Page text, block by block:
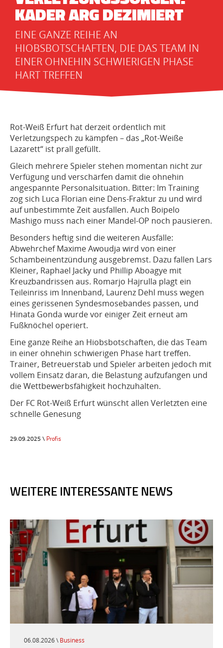
ADER ARG DEZIMIERT
EINE GANZE REIHE AN
HIOBSBOTSCHAFTEN, DIE DAS TEAM IN
EINER OHNEHIN SCHWIERIGEN PHASE
HART TREFFEN
Rot-Weiß Erfurt hat derzeit ordentlich mit
Verletzungspech zu kämpfen – das „Rot-Weiße
Lazarett“ ist prall gefüllt.
Gleich mehrere Spieler stehen momentan nicht zur
Verfügung und verschärfen damit die ohnehin
angespannte Personalsituation. Bitter: Im Training
zog sich Luca Florian eine Dens-Fraktur zu und wird
auf unbestimmte Zeit ausfallen. Auch Boipelo
Mashigo muss nach einer Mandel-OP noch pausieren.
Besonders heftig sind die weiteren Ausfälle:
Abwehrchef Maxime Awoudja wird von einer
Schambeinentzündung ausgebremst. Dazu fallen Lars
Kleiner, Raphael Jacky und Phillip Aboagye mit
Kreuzbandrissen aus. Romarjo Hajrulla plagt ein
Teileinriss im Innenband, Laurenz Dehl muss wegen
eines gerissenen Syndesmosebandes passen, und
Hinata Gonda wurde vor einiger Zeit erneut am
Fußknöchel operiert.
Eine ganze Reihe an Hiobsbotschaften, die das Team
in einer ohnehin schwierigen Phase hart treffen.
Trainer, Betreuerstab und Spieler arbeiten jedoch mit
vollem Einsatz daran, die Belastung aufzufangen und
die Wettbewerbsfähigkeit hochzuhalten.
Der FC Rot-Weiß Erfurt wünscht allen Verletzten eine
schnelle Genesung
29.09.2025 \ Profis
WEITERE INTERESSANTE NEWS
06.08.2026 \ Business